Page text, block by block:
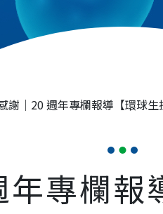
謝｜20 週年專欄報導【環球
專欄報